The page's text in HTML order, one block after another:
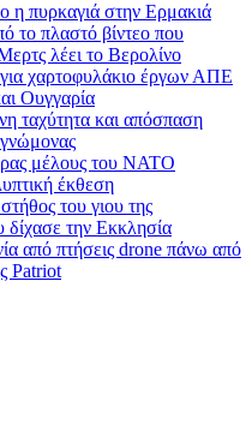
η πυρκαγιά στην Ερμακιά
πλαστό βίντεο που
λέει το Βερολίνο
χαρτοφυλάκιο έργων ΑΠΕ
Ουγγαρία
ταχύτητα και απόσπαση
μέλους του ΝΑΤΟ
έκθεση
του γιου της
δίχασε την Εκκλησία
από πτήσεις drone πάνω από
Patriot